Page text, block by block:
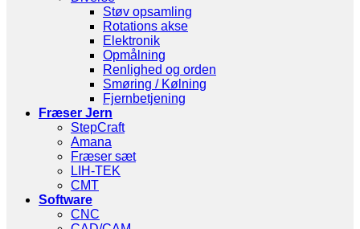
Støv opsamling
Rotations akse
Elektronik
Opmålning
Renlighed og orden
Smøring / Kølning
Fjernbetjening
Fræser Jern
StepCraft
Amana
Fræser sæt
LIH-TEK
CMT
Software
CNC